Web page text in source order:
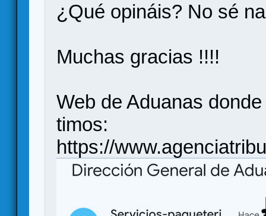
¿Qué opináis? No sé
Muchas gracias !!!!
Web de Aduanas
timos:
https://